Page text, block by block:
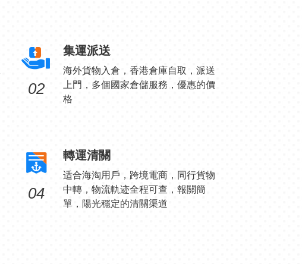
02
集運派送
海外貨物入倉，香港倉庫自取，派送
上門，多個國家倉儲服務，優惠的價
格
04
轉運清關
适合海淘用戶，跨境電商，同行貨物
中轉，物流軌迹全程可查，報關簡
單，陽光穩定的清關渠道